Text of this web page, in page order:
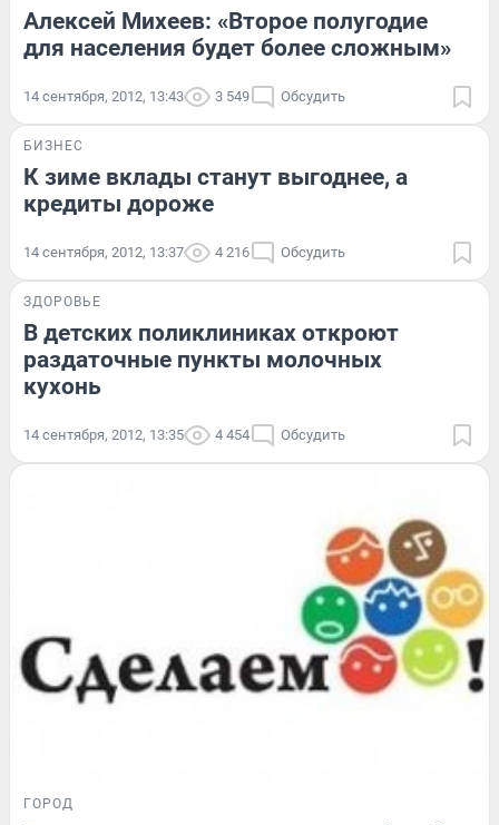
Алексей Михеев: «Второе полугодие
для населения будет более сложным»
14 сентября, 2012, 13:43 3 549 Обсудить
БИЗНЕС
К зиме вклады станут выгоднее, а
кредиты дороже
14 сентября, 2012, 13:37 4 216 Обсудить
ЗДОРОВЬЕ
В детских поликлиниках откроют
раздаточные пункты молочных
кухонь
14 сентября, 2012, 13:35 4 454 Обсудить
ГОРОД